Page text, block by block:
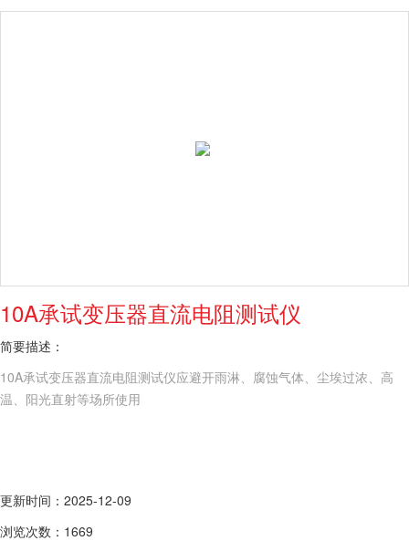
10A承试变压器直流电阻测试仪
简要描述：
10A承试变压器直流电阻测试仪应避开雨淋、腐蚀气体、尘埃过浓、高
温、阳光直射等场所使用
更新时间：2025-12-09
浏览次数：1669